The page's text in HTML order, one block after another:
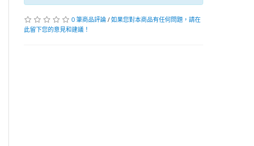
0 筆商品評論/如果您對本商品有任何問題，請在
此留下您的意見和建議！